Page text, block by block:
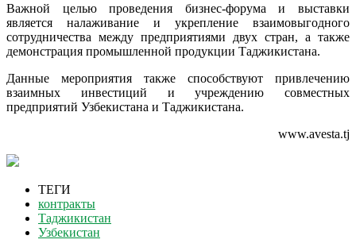
Важной целью проведения бизнес-форума и выставки
является налаживание и укрепление взаимовыгодного
сотрудничества между предприятиями двух стран, а также
демонстрация промышленной продукции Таджикистана.
Данные мероприятия также способствуют привлечению
взаимных инвестиций и учреждению совместных
предприятий Узбекистана и Таджикистана.
www.avesta.tj
ТЕГИ
контракты
Таджикистан
Узбекистан